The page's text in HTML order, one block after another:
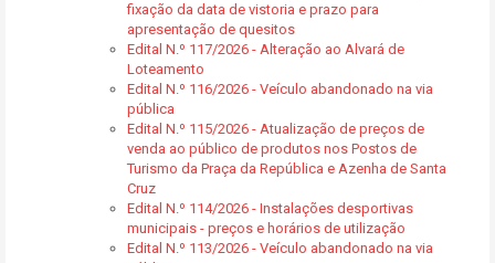
fixação da data de vistoria e prazo para
apresentação de quesitos
Edital N.º 117/2026 - Alteração ao Alvará de
Loteamento
Edital N.º 116/2026 - Veículo abandonado na via
pública
Edital N.º 115/2026 - Atualização de preços de
venda ao público de produtos nos Postos de
Turismo da Praça da República e Azenha de Santa
Cruz
Edital N.º 114/2026 - Instalações desportivas
municipais - preços e horários de utilização
Edital N.º 113/2026 - Veículo abandonado na via